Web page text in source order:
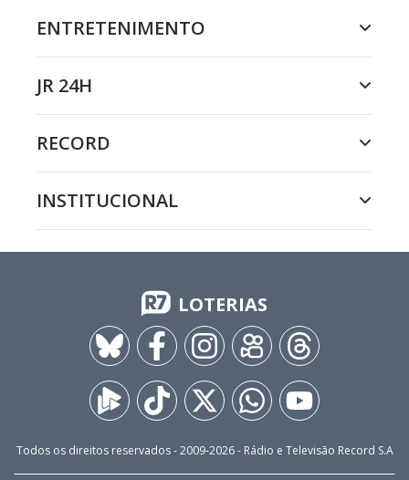
ENTRETENIMENTO
JR 24H
RECORD
INSTITUCIONAL
LOTERIAS
Todos os direitos reservados - 2009-2026- Rádio e Televisão Record S.A